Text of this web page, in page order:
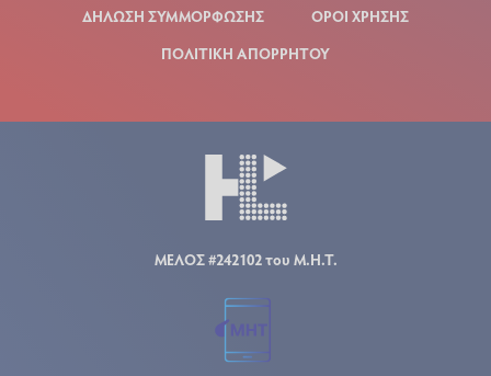
ΔΗΛΩΣΗ ΣΥΜΜΟΡΦΩΣΗΣ
ΟΡΟΙ ΧΡΗΣΗΣ
ΠΟΛΙΤΙΚΗ ΑΠΟΡΡΗΤΟΥ
ΜΕΛΟΣ #242102 του Μ.Η.Τ.